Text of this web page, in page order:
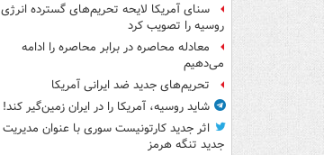
سنای آمریکا لایحه تحریم‌های گسترده انرژی
روسیه را تصویب کرد
معادله محاصره در برابر محاصره را ادامه
می‌دهیم
تحریم‌های جدید ضد ایرانی آمریکا
شاید روسیه، آمریکا را در ایران زمین‌گیر کند!
اثر جدید کارتونیست سوری با عنوان مدیریت
جدید تنگه هرمز